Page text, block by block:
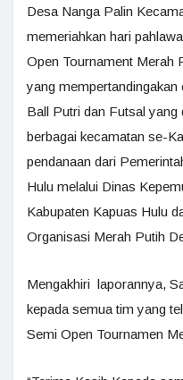
Desa Nanga Palin
memeriahkan hari
Open Tournament Merah
yang
Ball Putri dan Futsal yang
berbagai kecamatan se-
pendanaan dari
Hulu melalui Dinas
Kabupaten Kapuas Hulu
Organisasi Merah Putih
Mengakhiri laporannya,
kepada semua tim yang
Semi Open Tournamen